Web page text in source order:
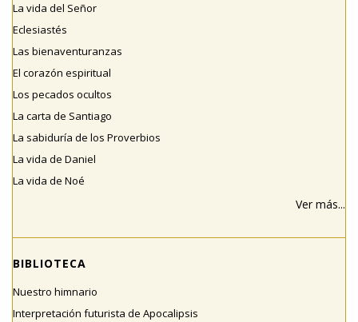
La vida del Señor
Eclesiastés
Las bienaventuranzas
El corazón espiritual
Los pecados ocultos
La carta de Santiago
La sabiduría de los Proverbios
La vida de Daniel
La vida de Noé
Ver más...
BIBLIOTECA
Nuestro himnario
Interpretación futurista de Apocalipsis